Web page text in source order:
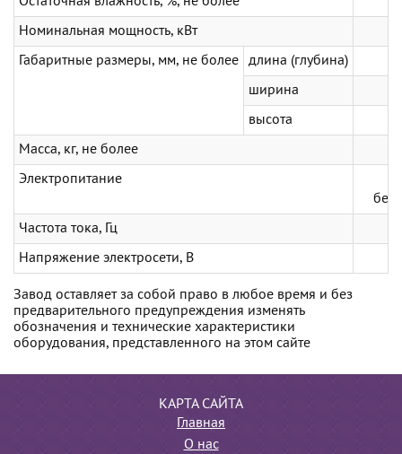
Номинальная мощность, кВт
Габаритные размеры, мм, не более длина (глубина)
ширина
высота
Масса, кг, не более
Электропитание
без
Частота тока, Гц
Напряжение электросети, В
Завод оставляет за собой право в любое время и без
предварительного предупреждения изменять
обозначения и технические характеристики
оборудования, представленного на этом сайте
КАРТА САЙТА
Главная
О нас